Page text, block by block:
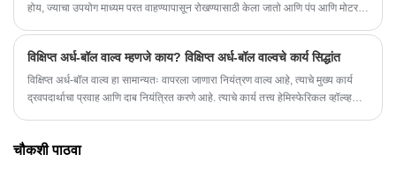
होय, ज्याचा उपयोग माध्यम परत वाहण्यापासून रोखण्यासाठी केला जातो आणि पंप आणि मोटर
विक्षिप्त अर्ध-बॉल वाल्व म्हणजे काय? विक्षिप्त अर्ध-बॉल वाल्वचे कार्य सिद्धांत
विक्षिप्त अर्ध-बॉल वाल्व हा सामान्यतः वापरला जाणारा नियंत्रण वाल्व आहे, त्याचे मुख्य कार्य
द्रवपदार्थाचा प्रवाह आणि दाब नियंत्रित करणे आहे. त्याचे कार्य तत्त्व हेमिस्फेरिकल व्हॉल्व्ह
चौकशी पाठवा